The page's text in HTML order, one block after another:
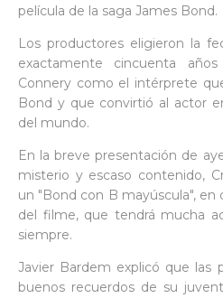
película de la saga James Bond.
Los productores eligieron la
exactamente cincuenta
Connery como el intérprete
Bond y que convirtió al actor
del mundo.
En la breve presentación de
misterio y escaso contenido,
un "Bond con B mayúscula", en
del filme, que tendrá mucha
siempre.
Javier Bardem explicó que las
buenos recuerdos de su